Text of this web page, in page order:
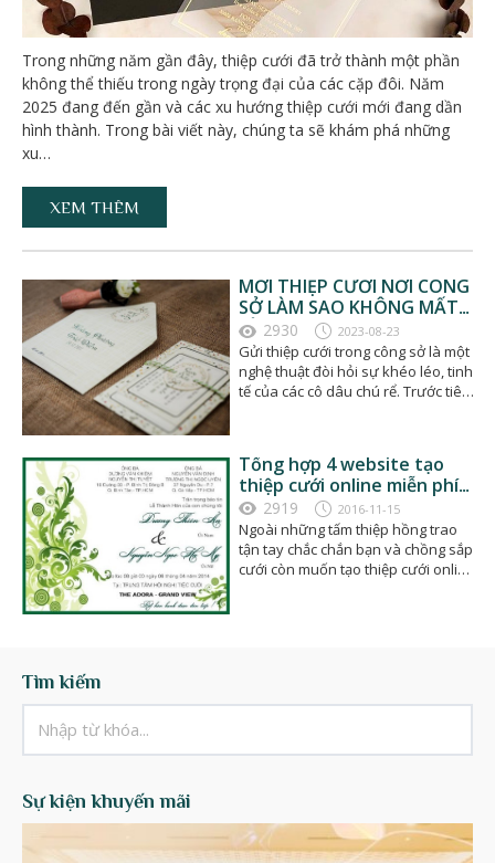
Trong những năm gần đây, thiệp cưới đã trở thành một phần
không thể thiếu trong ngày trọng đại của các cặp đôi. Năm
2025 đang đến gần và các xu hướng thiệp cưới mới đang dần
hình thành. Trong bài viết này, chúng ta sẽ khám phá những
xu…
XEM THÊM
MỜI THIỆP CƯỚI NƠI CÔNG
SỞ LÀM SAO KHÔNG MẤT
LÒNG?
2930 2023-08-23
Gửi thiệp cưới trong công sở là một
nghệ thuật đòi hỏi sự khéo léo, tinh
tế của các cô dâu chú rể. Trước tiên,
Tổng hợp 4 website tạo
thiệp cưới online miễn phí
đẹp rụng rời
2919 2016-11-15
Ngoài những tấm thiệp hồng trao
tận tay chắc chắn bạn và chồng sắp
cưới còn muốn tạo thiệp cưới online
Tìm kiếm
Sự kiện khuyến mãi